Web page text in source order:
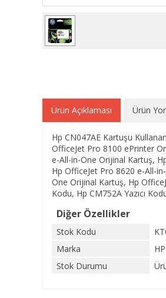
Ürün Açıklaması Ürün
Hp CN047AE Kartuşu
OfficeJet Pro 8100 ePrinter
e-All-in-One Orijinal Kartuş,
Hp OfficeJet Pro 8620 e-All-
One Orijinal Kartuş, Hp
Kodu, Hp CM752A Yazıcı
Diğer Özellikler
Stok Kodu
Marka
HP
Stok Durumu